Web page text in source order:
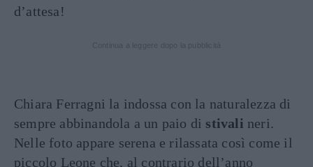
d’attesa!
Chiara Ferragni la indossa con la naturalezza di
sempre abbinandola a un paio di stivali neri.
Nelle foto appare serena e rilassata così come il
piccolo Leone che, al contrario dell’anno